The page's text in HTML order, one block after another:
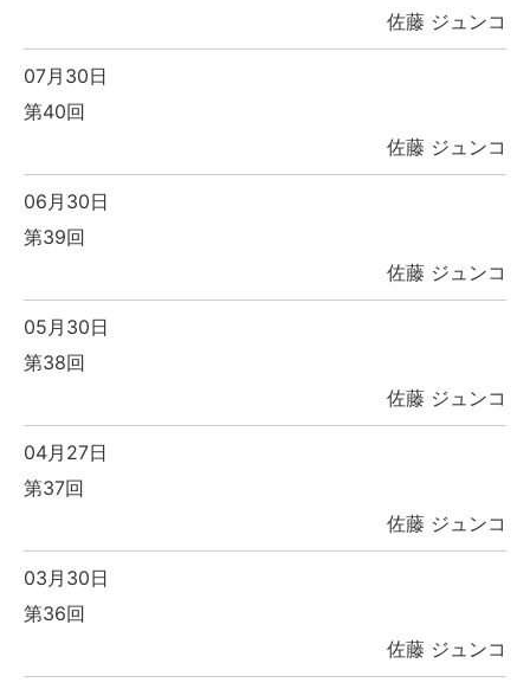
佐藤 ジュンコ
07月30日
第40回
佐藤 ジュンコ
06月30日
第39回
佐藤 ジュンコ
05月30日
第38回
佐藤 ジュンコ
04月27日
第37回
佐藤 ジュンコ
03月30日
第36回
佐藤 ジュンコ